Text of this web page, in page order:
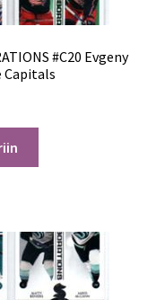
#C20 Evgeny
Capitals